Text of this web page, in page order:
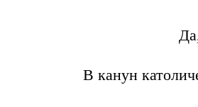
В канун